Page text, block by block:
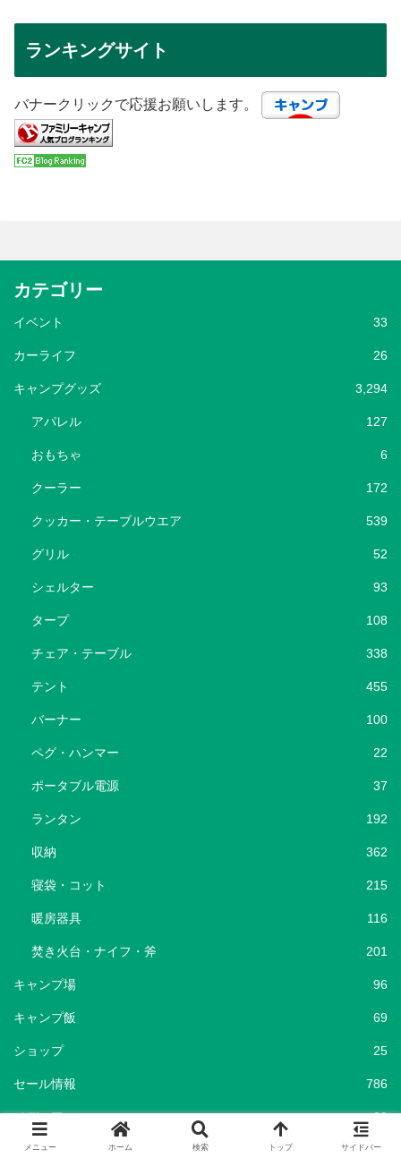
ランキングサイト
バナークリックで応援お願いします。
カテゴリー
イベント 33
カーライフ 26
キャンプグッズ 3,294
アパレル 127
おもちゃ 6
クーラー 172
クッカー・テーブルウエア 539
グリル 52
シェルター 93
タープ 108
チェア・テーブル 338
テント 455
バーナー 100
ペグ・ハンマー 22
ポータブル電源 37
ランタン 192
収納 362
寝袋・コット 215
暖房器具 116
焚き火台・ナイフ・斧 201
キャンプ場 96
キャンプ飯 69
ショップ 25
セール情報 786
メディア 29
メニュー ホーム 検索 トップ サイドバー